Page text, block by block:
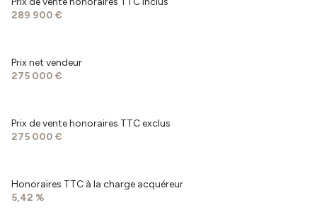
cellier
289 900 €
Prix net vendeur
275 000 €
Prix de vente honoraires TTC exclus
275 000 €
Honoraires TTC à la charge acquéreur
5,42 %